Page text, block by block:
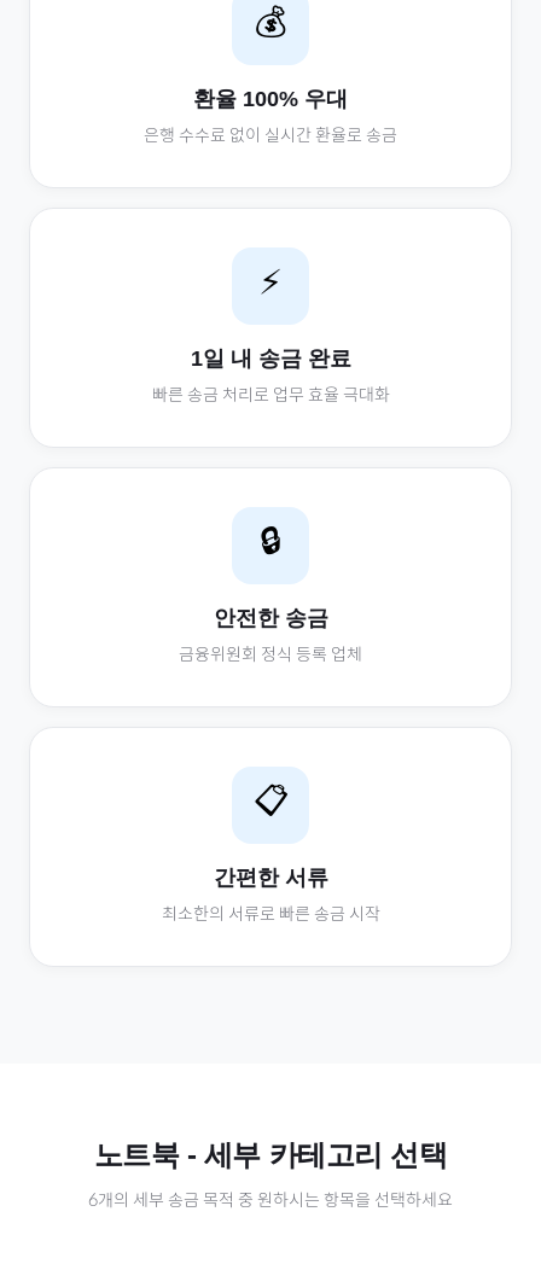
💰
환율 100% 우대
은행 수수료 없이 실시간 환율로 송금
⚡
1일 내 송금 완료
빠른 송금 처리로 업무 효율 극대화
🔒
안전한 송금
금융위원회 정식 등록 업체
📋
간편한 서류
최소한의 서류로 빠른 송금 시작
노트북- 세부 카테고리 선택
6개의 세부 송금 목적 중 원하시는 항목을 선택하세요